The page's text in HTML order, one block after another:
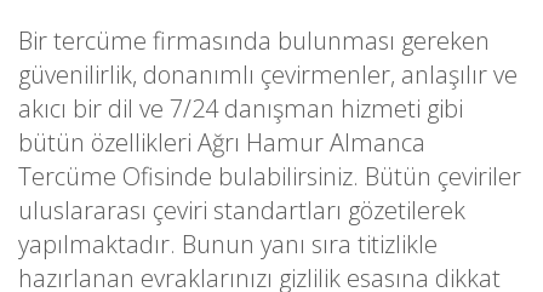
Bir tercüme firmasında bulunması gereken
güvenilirlik, donanımlı çevirmenler, anlaşılır ve
akıcı bir dil ve 7/24 danışman hizmeti gibi
bütün özellikleri Ağrı Hamur Almanca
Tercüme Ofisinde bulabilirsiniz. Bütün çeviriler
uluslararası çeviri standartları gözetilerek
yapılmaktadır. Bunun yanı sıra titizlikle
hazırlanan evraklarınızı gizlilik esasına dikkat